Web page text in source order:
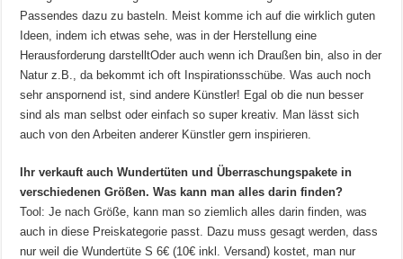
Passendes dazu zu basteln. Meist komme ich auf die wirklich guten
Ideen, indem ich etwas sehe, was in der Herstellung eine
Herausforderung darstelltOder auch wenn ich Draußen bin, also in der
Natur z.B., da bekommt ich oft Inspirationsschübe. Was auch noch
sehr anspornend ist, sind andere Künstler! Egal ob die nun besser
sind als man selbst oder einfach so super kreativ. Man lässt sich
auch von den Arbeiten anderer Künstler gern inspirieren.
Ihr verkauft auch Wundertüten und Überraschungspakete in
verschiedenen Größen. Was kann man alles darin finden?
Tool: Je nach Größe, kann man so ziemlich alles darin finden, was
auch in diese Preiskategorie passt. Dazu muss gesagt werden, dass
nur weil die Wundertüte S 6€ (10€ inkl. Versand) kostet, man nur